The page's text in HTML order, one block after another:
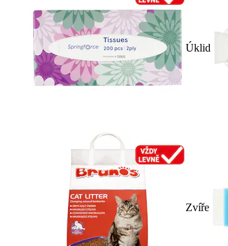
Úklid
Zvíře